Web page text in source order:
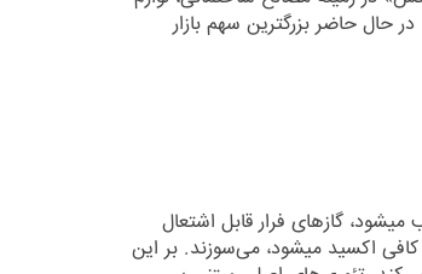
حال حاضر بزرگترین سهم بازار
گازهای فرار قابل اشتعال
اکسید میشود، می‌سوزند. بر این